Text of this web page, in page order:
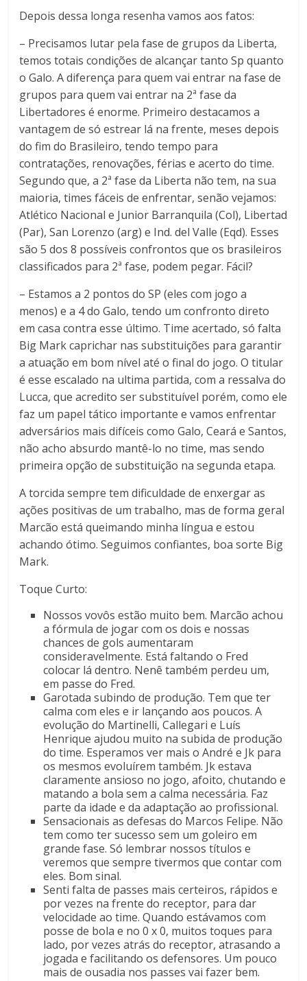
Depois dessa longa resenha vamos aos fatos:
– Precisamos lutar pela fase de grupos da Liberta,
temos totais condições de alcançar tanto Sp quanto
o Galo. A diferença para quem vai entrar na fase de
grupos para quem vai entrar na 2ª fase da
Libertadores é enorme. Primeiro destacamos a
vantagem de só estrear lá na frente, meses depois
do fim do Brasileiro, tendo tempo para
contratações, renovações, férias e acerto do time.
Segundo que, a 2ª fase da Liberta não tem, na sua
maioria, times fáceis de enfrentar, senão vejamos:
Atlético Nacional e Junior Barranquila (Col), Libertad
(Par), San Lorenzo (arg) e Ind. del Valle (Eqd). Esses
são 5 dos 8 possíveis confrontos que os brasileiros
classificados para 2ª fase, podem pegar. Fácil?
– Estamos a 2 pontos do SP (eles com jogo a
menos) e a 4 do Galo, tendo um confronto direto
em casa contra esse último. Time acertado, só falta
Big Mark caprichar nas substituições para garantir
a atuação em bom nível até o final do jogo. O titular
é esse escalado na ultima partida, com a ressalva do
Lucca, que acredito ser substituível porém, como ele
faz um papel tático importante e vamos enfrentar
adversários mais difíceis como Galo, Ceará e Santos,
não acho absurdo mantê-lo no time, mas sendo
primeira opção de substituição na segunda etapa.
A torcida sempre tem dificuldade de enxergar as
ações positivas de um trabalho, mas de forma geral
Marcão está queimando minha língua e estou
achando ótimo. Seguimos confiantes, boa sorte Big
Mark.
Toque Curto:
Nossos vovôs estão muito bem. Marcão achou
a fórmula de jogar com os dois e nossas
chances de gols aumentaram
consideravelmente. Está faltando o Fred
colocar lá dentro. Nenê também perdeu um,
em passe do Fred.
Garotada subindo de produção. Tem que ter
calma com eles e ir lançando aos poucos. A
evolução do Martinelli, Callegari e Luís
Henrique ajudou muito na subida de produção
do time. Esperamos ver mais o André e Jk para
os mesmos evoluírem também. Jk estava
claramente ansioso no jogo, afoito, chutando e
matando a bola sem a calma necessária. Faz
parte da idade e da adaptação ao profissional.
Sensacionais as defesas do Marcos Felipe. Não
tem como ter sucesso sem um goleiro em
grande fase. Só lembrar nossos títulos e
veremos que sempre tivermos que contar com
eles. Bom sinal.
Senti falta de passes mais certeiros, rápidos e
por vezes na frente do receptor, para dar
velocidade ao time. Quando estávamos com
posse de bola e no 0 x 0, muitos toques para
lado, por vezes atrás do receptor, atrasando a
jogada e facilitando os defensores. Um pouco
mais de ousadia nos passes vai fazer bem.